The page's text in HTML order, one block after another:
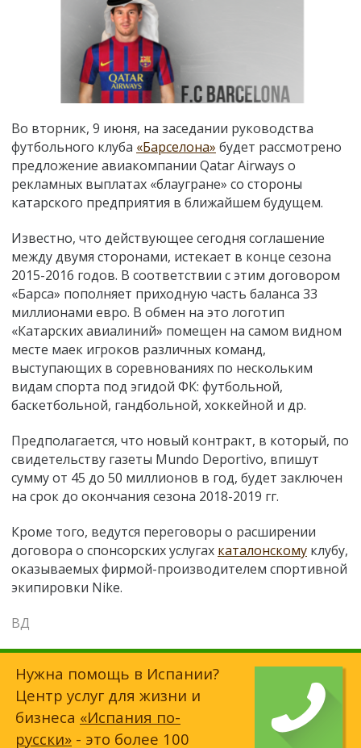
Во вторник, 9 июня, на заседании руководства
футбольного клуба «Барселона» будет рассмотрено
предложение авиакомпании Qatar Airways о
рекламных выплатах «блаугране» со стороны
катарского предприятия в ближайшем будущем.
Известно, что действующее сегодня соглашение
между двумя сторонами, истекает в конце сезона
2015-2016 годов. В соответствии с этим договором
«Барса» пополняет приходную часть баланса 33
миллионами евро. В обмен на это логотип
«Катарских авиалиний» помещен на самом видном
месте маек игроков различных команд,
выступающих в соревнованиях по нескольким
видам спорта под эгидой ФК: футбольной,
баскетбольной, гандбольной, хоккейной и др.
Предполагается, что новый контракт, в который, по
свидетельству газеты Mundo Deportivo, впишут
сумму от 45 до 50 миллионов в год, будет заключен
на срок до окончания сезона 2018-2019 гг.
Кроме того, ведутся переговоры о расширении
договора о спонсорских услугах каталонскому клубу,
оказываемых фирмой-производителем спортивной
экипировки Nike.
ВД
Нужна помощь в Испании?
Центр услуг для жизни и
бизнеса «Испания по-
русски» - это более 100